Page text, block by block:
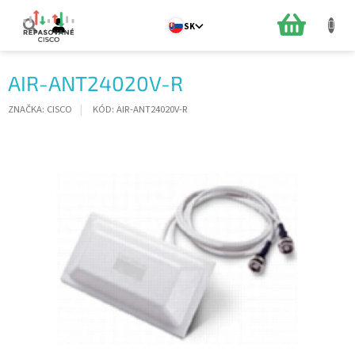
obsah
SK
AIR-ANT24020V-R
ZNAČKA: CISCO KÓD: AIR-ANT24020V-R